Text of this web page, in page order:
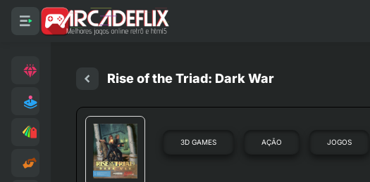
Rise of the Triad: Dark War
3D GAMES AÇÃO JOGOS